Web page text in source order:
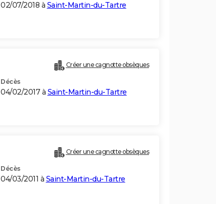
02/07/2018 à Saint-Martin-du-Tartre
Créer une cagnotte obsèques
Décès
04/02/2017 à Saint-Martin-du-Tartre
Créer une cagnotte obsèques
Décès
04/03/2011 à Saint-Martin-du-Tartre